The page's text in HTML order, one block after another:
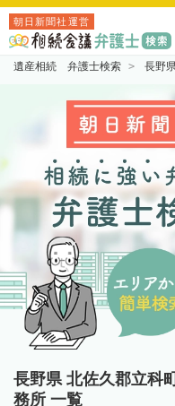
朝日新聞社運営
遺産相続 弁護士検索 長野
長野県 北佐久郡立科
務所 一覧